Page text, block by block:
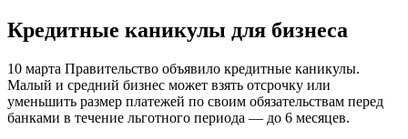
Кредитные каникулы для бизнеса
10 марта Правительство объявило кредитные каникулы.
Малый и средний бизнес может взять отсрочку или
уменьшить размер платежей по своим обязательствам перед
банками в течение льготного периода — до 6 месяцев.